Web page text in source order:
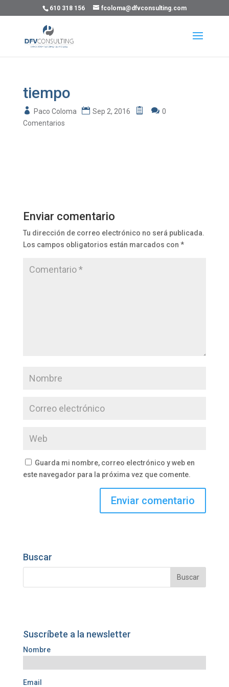
610 318 156 fcoloma@dfvconsulting.com
tiempo
Paco Coloma Sep 2, 2016
0
Comentarios
Enviar comentario
Tu dirección de correo electrónico no será publicada.
Los campos obligatorios están marcados con *
Guarda mi nombre, correo electrónico y web en
este navegador para la próxima vez que comente.
Buscar
Suscríbete a la newsletter
Nombre
Email